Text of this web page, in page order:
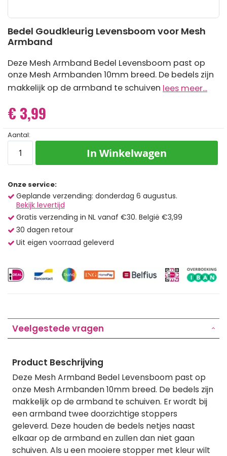
naar
het
van
de
afbeeldingen-
gallerij
Bedel Goudkleurig Levensboom voor Mesh
Armband
Deze Mesh Armband Bedel Levensboom past op
onze Mesh Armbanden 10mm breed. De bedels zijn
makkelijk op de armband te schuiven lees meer...
€ 3,99
Aantal:
In Winkelwagen
Onze service:
Geplande verzending: donderdag 6 augustus.
Bekijk levertijd
Gratis verzending in NL vanaf €30. België €3,99
30 dagen retour
Uit eigen voorraad geleverd
Veelgestede vragen
Product Beschrijving
Deze Mesh Armband Bedel Levensboom past op
onze Mesh Armbanden 10mm breed. De bedels zijn
makkelijk op de armband te schuiven. Er wordt bij
een armband twee doorzichtige stoppers
geleverd. Deze houden de bedels netjes naast
elkaar op de armband en zullen dan niet gaan
schuiven. Als u een mooiere stopper met kleur wilt